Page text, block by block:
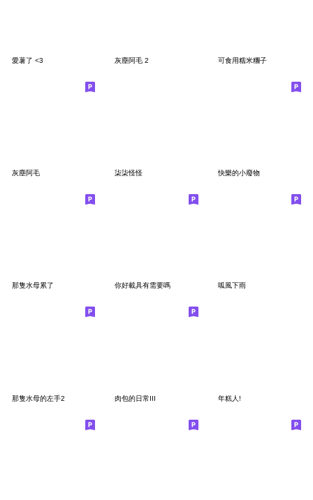
愛薯了 <3 灰塵阿毛 2 可食用糯米糰子
灰塵阿毛 柒柒怪怪 快樂的小廢物
那隻水母累了 你好載具有需要嗎 呱風下雨
那隻水母的左手2 肉包的日常III 年糕人!